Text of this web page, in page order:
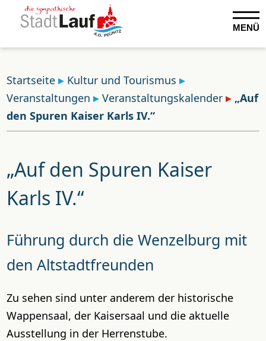
MENÜ
Startseite
Kultur und Tourismus
Veranstaltungen
Veranstaltungskalender
„Auf
den Spuren Kaiser Karls IV.“
„Auf den Spuren Kaiser
Karls IV.“
Führung durch die Wenzelburg mit
den Altstadtfreunden
Zu sehen sind unter anderem der historische
Wappensaal, der Kaisersaal und die aktuelle
Ausstellung in der Herrenstube.